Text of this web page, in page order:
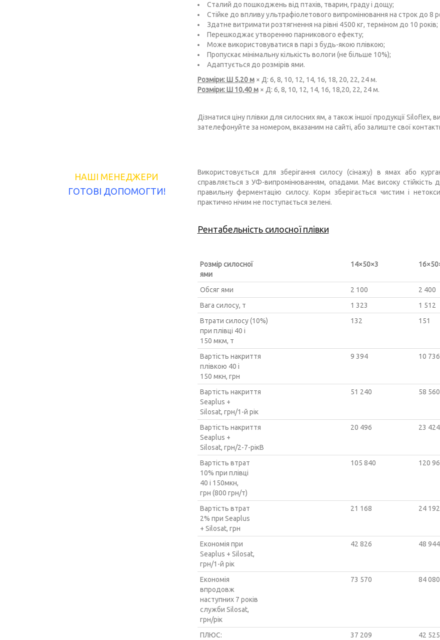
Сталий до пошкоджень від птахів, тварин, граду і дощу;
Стійке до впливу ультрафіолетового випромінювання на строк до 8
Здатне витримати розтягнення на рівні 4500 кг, терміном до 10 років;
Перешкоджає утворенню парникового ефекту;
Може використовуватися в парі з будь-якою плівкою;
Пропускає мінімальну кількість вологи (не більше 10%);
Адаптується до розмірів ями.
Розміри: Ш 5,20 м× Д: 6, 8, 10, 12, 14, 16, 18, 20, 22, 24 м.
Розміри: Ш 10,40 м× Д: 6, 8, 10, 12, 14, 16, 18,20, 22, 24 м.
Дізнатися ціну плівки для силосних ям, а також іншої продукції
зателефонуйте за номером, вказаним на сайті, або залиште свої
НАШІ МЕНЕДЖЕРИ
ГОТОВІ ДОПОМОГТИ!
Використовується для зберігання силосу (сінажу) в ямах або
справляється з УФ-випромінюванням, опадами. Має високу стійкість
правильну ферментацію силосу. Корм зберігається чистим і
практично нічим не поступається зелені.
Рентабельність силосної плівки
Розмір силосної
ями
14×50×3
Обсяг ями 2 100 2 400
Вага силосу, т
1 323 1 512
Втрати силосу (10%)
при плівці 40 і
150 мкм, т
132 151
Вартість накриття
плівкою 40 і
150 мкн, грн
9 394 10 736
Вартість накриття
Seaplus +
Silosat, грн/1-й рік
51 240 58 560
Вартість накриття
Seaplus +
Silosat, грн/2-7-рікВ
20 496 23 424
Вартість втрат
10% при плівці
40 і 150мкн,
грн (800 грн/т)
105 840 120
Вартість втрат
2% при Seaplus
+ Silosat, грн
21 168 24 192
Економія при
Seaplus + Silosat,
грн/1-й рік
42 826 48 944
Економія
впродовж
наступних 7 років
служби Silosat,
грн/рік
73 570 84 080
ПЛЮС: 37 209 42 525